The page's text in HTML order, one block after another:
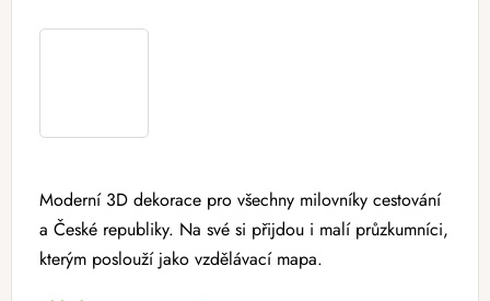
Moderní 3D dekorace pro všechny milovníky cestování
a České republiky. Na své si přijdou i malí průzkumníci,
kterým poslouží jako vzdělávací mapa.